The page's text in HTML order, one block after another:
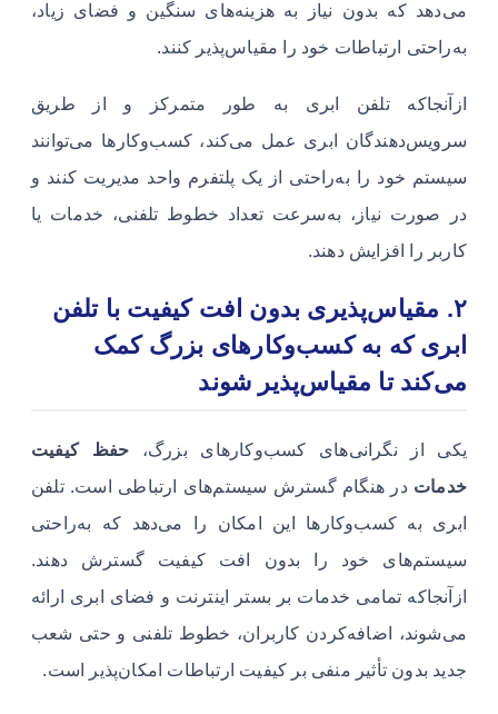
می‌دهد که بدون نیاز به هزینه‌های سنگین و فضای زیاد،
به‌راحتی ارتباطات خود را مقیاس‌پذیر کنند.
ازآنجاکه تلفن ابری به طور متمرکز و از طریق
سرویس‌دهندگان ابری عمل می‌کند، کسب‌وکارها می‌توانند
سیستم خود را به‌راحتی از یک پلتفرم واحد مدیریت کنند و
در صورت نیاز، به‌سرعت تعداد خطوط تلفنی، خدمات یا
کاربر را افزایش دهند.
۲. مقیاس‌پذیری بدون افت کیفیت
با تلفن
ابری که به کسب‌وکارهای بزرگ کمک
می‌کند تا مقیاس‌پذیر شوند
یکی از نگرانی‌های کسب‌وکارهای بزرگ، حفظ کیفیت
خدماتدر هنگام گسترش سیستم‌های ارتباطی است. تلفن
ابری به کسب‌وکارها این امکان را می‌دهد که به‌راحتی
سیستم‌های خود را بدون افت کیفیت گسترش دهند.
ازآنجاکه تمامی خدمات بر بستر اینترنت و فضای ابری ارائه
می‌شوند، اضافه‌کردن کاربران، خطوط تلفنی و حتی شعب
جدید بدون تأثیر منفی بر کیفیت ارتباطات امکان‌پذیر است.